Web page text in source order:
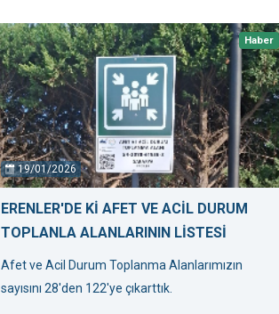
Haber
19/01/2026
ERENLER'DE Kİ AFET VE ACİL DURUM
TOPLANLA ALANLARININ LİSTESİ
Afet ve Acil Durum Toplanma Alanlarımızın
sayısını 28'den 122'ye çıkarttık.